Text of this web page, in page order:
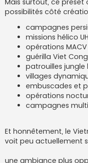
Mais surtout, ce
possibilités côté
campagnes
missions hélico
opérations MACV
guérilla Viet
patrouilles jungle
villages
embuscades et
opérations
campagnes
Et honnêtement, le
voit peu actuellement
une ambiance plus